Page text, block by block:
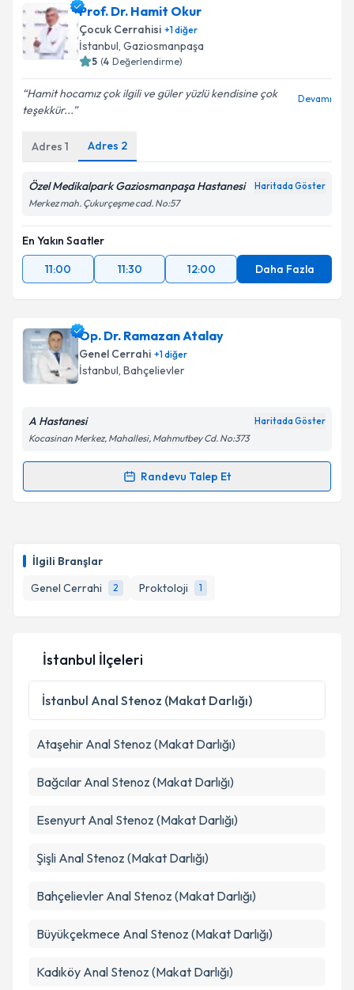
İlgili Branşlar
Genel Cerrahi
2 Proktoloji 1
takvim hazırlandığında e-posta ile bilgilendireceğiz.
E-posta Adresiniz
kapsamda işlenmesini kabul ediyorum.
Takvim Talebini Gönder
Prof. Dr. Hamit Okur
Çocuk Cerrahisi +1diğer
İstanbul, Gaziosmanpaşa
5 (4 Değerlendirme)
Hamit hocamız çok ilgili ve güler yüzlü kendisine çok
teşekkür...
Devamı
Adres 1 Adres 2
Özel Medikalpark Gaziosmanpaşa Hastanesi Haritada Göster
Merkez mah. Çukurçeşme cad. No:57
En Yakın Saatler
11:00
11:30 12:00 Daha Fazla
Op. Dr. Ramazan Atalay
Genel Cerrahi +1diğer
İstanbul, Bahçelievler
A Hastanesi Haritada Göster
Kocasinan Merkez, Mahallesi, Mahmutbey Cd. No:373
Randevu Talep Et
Randevu Takvimi Talebi
takvim hazırlandığında e-posta ile bilgilendireceğiz.
E-posta Adresiniz
Kişisel verilerimin işlenmesine ilişkinAydınlatma
Metni
'ni okudum ve kişisel verilerimin belirtilen
kapsamda işlenmesini kabul ediyorum.
İstanbul İlçeleri
İstanbul Anal Stenoz (Makat Darlığı)
Ataşehir Anal Stenoz (Makat Darlığı)
Bağcılar Anal Stenoz (Makat Darlığı)
Esenyurt Anal Stenoz (Makat Darlığı)
Şişli Anal Stenoz (Makat Darlığı)
Bahçelievler Anal Stenoz (Makat Darlığı)
Büyükçekmece Anal Stenoz (Makat Darlığı)
Kadıköy Anal Stenoz (Makat Darlığı)